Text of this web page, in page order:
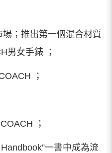
；推出第一個混合材質
男女手錶 ；
；
；
一書中成為流